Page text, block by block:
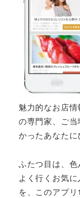
魅力的なお店
の専門家、ご
かったあなたに
ふたつ目は、
よく行くお気
を、このアプ